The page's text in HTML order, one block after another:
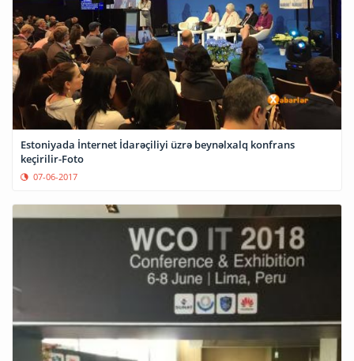
Estoniyada İnternet İdarəçiliyi üzrə beynəlxalq konfrans
keçirilir-Foto
07-06-2017